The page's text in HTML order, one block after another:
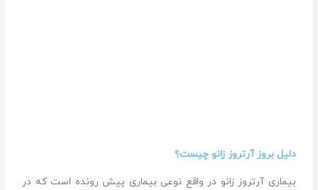
دلیل بروز آرتروز زانو چیست؟
بیماری آرتروز زانو در واقع نوعی بیماری پیش رونده است که در